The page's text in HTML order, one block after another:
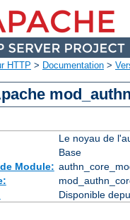
HTTP > Documentation >
Le noyau de
Base
Module:
Disponible